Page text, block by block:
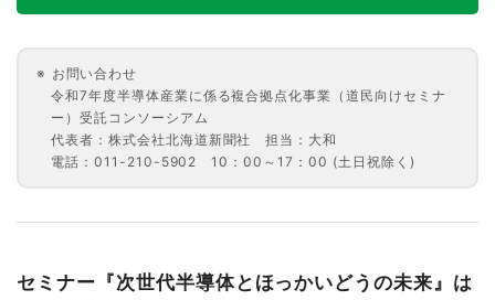
お問い合わせ
令和7年度半導体産業に係る複合拠点化事業（道民向けセミナ
ー）受託コンソーシアム
代表者：株式会社北海道新聞社 担当：大和
電話：011-210-5902 10：00～17：00 (土日祝除く)
セミナー『次世代半導体とほっかいどうの未来』は